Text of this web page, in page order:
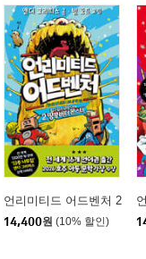
언리미티드 어드벤처 2
14,400원 (10% 할인)